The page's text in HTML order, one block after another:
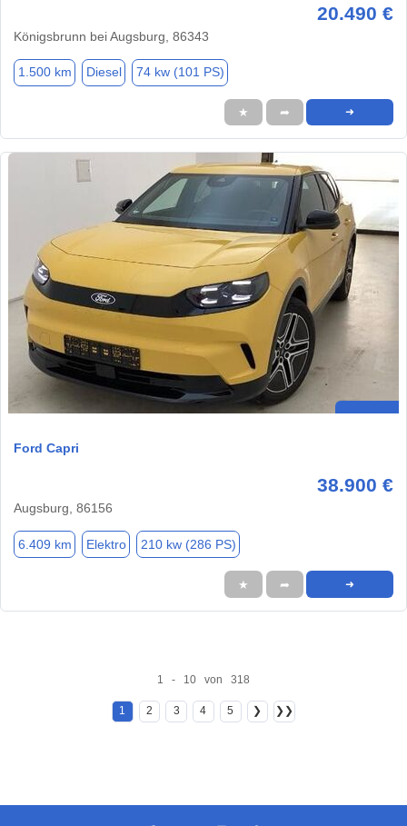
20.490 €
Königsbrunn bei Augsburg, 86343
1.500 km Diesel 74 kw (101 PS)
★ ➦ ➜
Ford Capri
38.900 €
Augsburg, 86156
6.409 km Elektro 210 kw (286 PS)
★ ➦ ➜
1 - 10 von 318
1 2 3 4 5 ❯ ❯❯